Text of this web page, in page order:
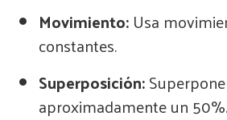
Movimiento:Usa
constantes.
Superposición:
aproximadamente un 50%.